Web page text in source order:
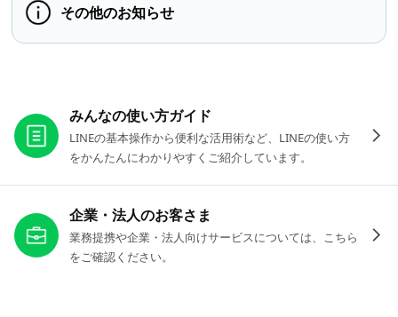
その他のお知らせ
みんなの使い方ガイド
LINEの基本操作から便利な活用術など、LINEの使い方
をかんたんにわかりやすくご紹介しています。
企業・法人のお客さま
業務提携や企業・法人向けサービスについては、こちら
をご確認ください。